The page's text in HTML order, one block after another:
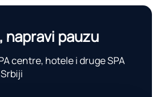
, napravi pauzu
centre, hotele i druge SPA